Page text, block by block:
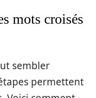
mots croisés
sembler
permettent